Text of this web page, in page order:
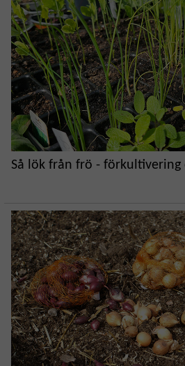
Så lök från frö - förkultivering